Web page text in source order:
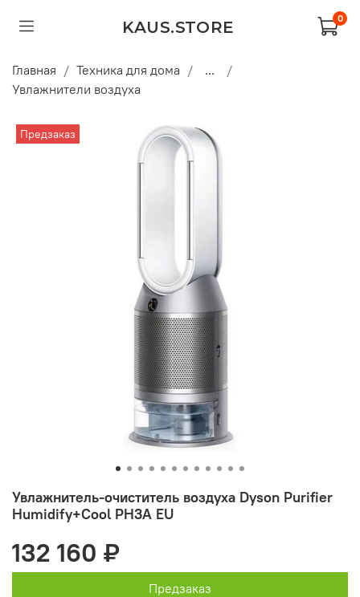
KAUS.STORE 0
Главная Техника для дома
...
Увлажнители воздуха
Предзаказ
Увлажнитель-очиститель воздуха Dyson Purifier
Humidify+Cool PH3A EU
132 160 ₽
Предзаказ